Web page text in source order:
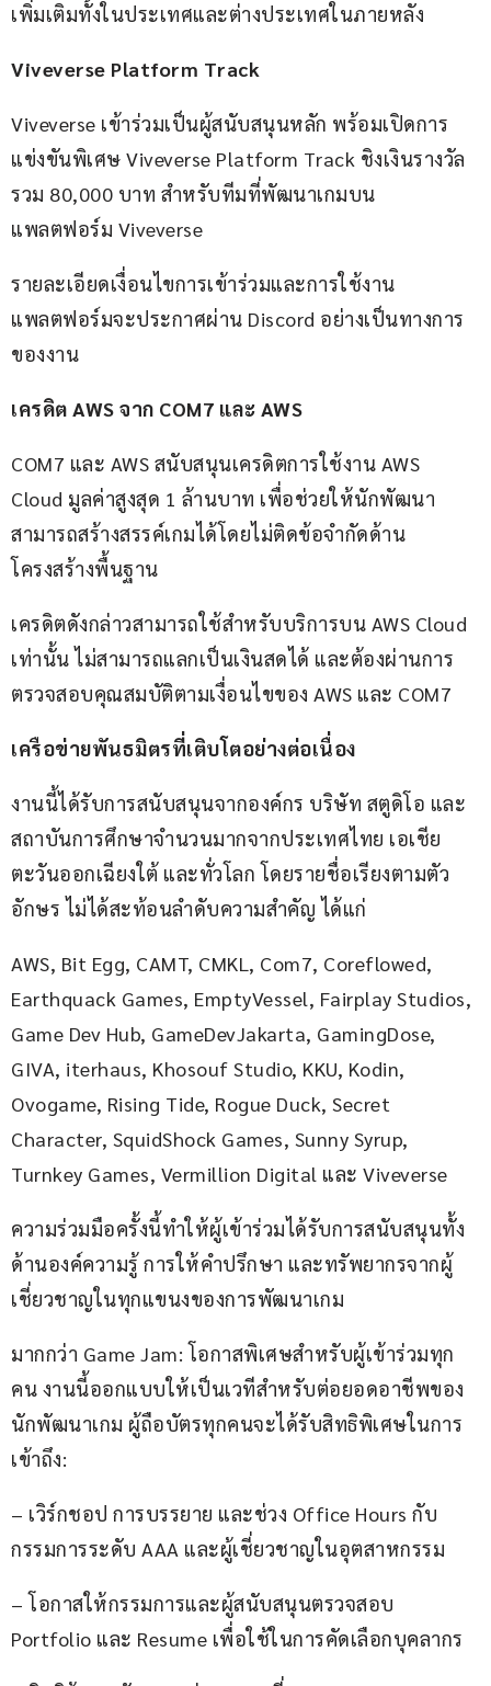
เพิ่มเติมทั้งในประเทศและต่างประเทศในภายหลัง
Viveverse Platform Track
Viveverse เข้าร่วมเป็นผู้สนับสนุนหลัก พร้อมเปิดการ
แข่งขันพิเศษ Viveverse Platform Track ชิงเงินรางวัล
รวม 80,000 บาท สำหรับทีมที่พัฒนาเกมบน
แพลตฟอร์ม Viveverse
รายละเอียดเงื่อนไขการเข้าร่วมและการใช้งาน
แพลตฟอร์มจะประกาศผ่าน Discord อย่างเป็นทางการ
ของงาน
เครดิต AWS จาก COM7 และ AWS
COM7 และ AWS สนับสนุนเครดิตการใช้งาน AWS
Cloud มูลค่าสูงสุด 1 ล้านบาท เพื่อช่วยให้นักพัฒนา
สามารถสร้างสรรค์เกมได้โดยไม่ติดข้อจำกัดด้าน
โครงสร้างพื้นฐาน
เครดิตดังกล่าวสามารถใช้สำหรับบริการบน AWS Cloud
เท่านั้น ไม่สามารถแลกเป็นเงินสดได้ และต้องผ่านการ
ตรวจสอบคุณสมบัติตามเงื่อนไขของ AWS และ COM7
เครือข่ายพันธมิตรที่เติบโตอย่างต่อเนื่อง
งานนี้ได้รับการสนับสนุนจากองค์กร บริษัท สตูดิโอ และ
สถาบันการศึกษาจำนวนมากจากประเทศไทย เอเชีย
ตะวันออกเฉียงใต้ และทั่วโลก โดยรายชื่อเรียงตามตัว
อักษร ไม่ได้สะท้อนลำดับความสำคัญ ได้แก่
AWS, Bit Egg, CAMT, CMKL, Com7, Coreflowed,
Earthquack Games, EmptyVessel, Fairplay Studios,
Game Dev Hub, GameDevJakarta, GamingDose,
GIVA, iterhaus, Khosouf Studio, KKU, Kodin,
Ovogame, Rising Tide, Rogue Duck, Secret
Character, SquidShock Games, Sunny Syrup,
Turnkey Games, Vermillion Digital และ Viveverse
ความร่วมมือครั้งนี้ทำให้ผู้เข้าร่วมได้รับการสนับสนุนทั้ง
ด้านองค์ความรู้ การให้คำปรึกษา และทรัพยากรจากผู้
เชี่ยวชาญในทุกแขนงของการพัฒนาเกม
มากกว่า Game Jam: โอกาสพิเศษสำหรับผู้เข้าร่วมทุก
คน งานนี้ออกแบบให้เป็นเวทีสำหรับต่อยอดอาชีพของ
นักพัฒนาเกม ผู้ถือบัตรทุกคนจะได้รับสิทธิพิเศษในการ
เข้าถึง:
– เวิร์กชอป การบรรยาย และช่วง Office Hours กับ
กรรมการระดับ AAA และผู้เชี่ยวชาญในอุตสาหกรรม
– โอกาสให้กรรมการและผู้สนับสนุนตรวจสอบ
Portfolio และ Resume เพื่อใช้ในการคัดเลือกบุคลากร